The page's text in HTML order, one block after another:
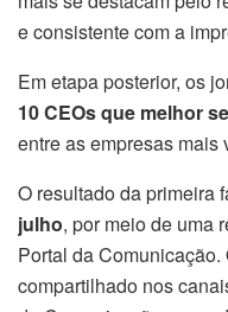
e consistente com a
Em etapa posterior, os
10 CEOs que melhor
entre as empresas mais
O resultado da primeira
julho, por meio de uma
Portal da
compartilhado nos